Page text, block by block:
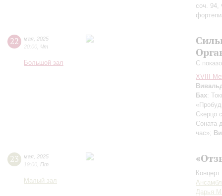
соч. 94,
22 мая 2025
20:00 Чт
Большой зал
С
XVIII
Бах:
Скерцо
Соната
час»;
23 мая 2025
19:00 Пт
Малый зал
Дарья